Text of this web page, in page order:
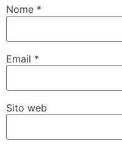
Nome *
Email *
Sito web